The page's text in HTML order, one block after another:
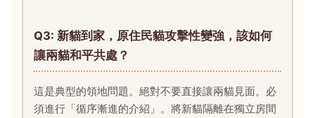
Q3: 新貓到家，原住民貓攻擊性變強，該如何
讓兩貓和平共處？
這是典型的領地問題。絕對不要直接讓兩貓見面。必
須進行「循序漸進的介紹」。將新貓隔離在獨立房間